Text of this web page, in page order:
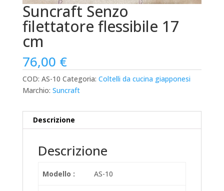
Suncraft Senzo
filettatore flessibile 17
cm
76,00 €
COD: AS-10 Categoria: Coltelli da cucina giapponesi
Marchio: Suncraft
Descrizione
Descrizione
Modello : AS-10